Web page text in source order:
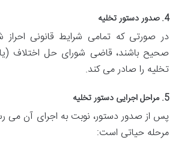
4. صدور دستور تخلیه
در صورتی که تمامی شرایط قانونی
صحیح باشند، قاضی شورای حل اختلاف
تخلیه را صادر می کند.
5. مراحل اجرایی دستور تخلیه
پس از صدور دستور، نوبت به اجرای آن می
مرحله حیاتی است: